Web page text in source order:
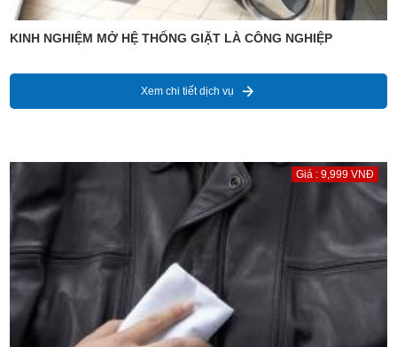
KINH NGHIỆM MỞ HỆ THỐNG GIẶT LÀ CÔNG NGHIỆP
Xem chi tiết dịch vụ
Giá : 9,999 VNĐ